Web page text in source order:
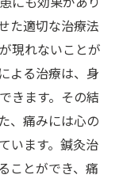
た適切な治療法
現れないことが
よる治療は、身
きます。その結
、痛みには心の
います。鍼灸治
ことができ、痛